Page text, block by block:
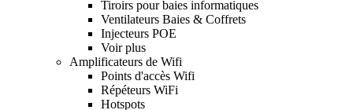
Tiroirs pour baies informatiques
Ventilateurs Baies & Coffrets
Injecteurs POE
Voir plus
Amplificateurs de Wifi
Points d'accès Wifi
Répéteurs WiFi
Hotspots